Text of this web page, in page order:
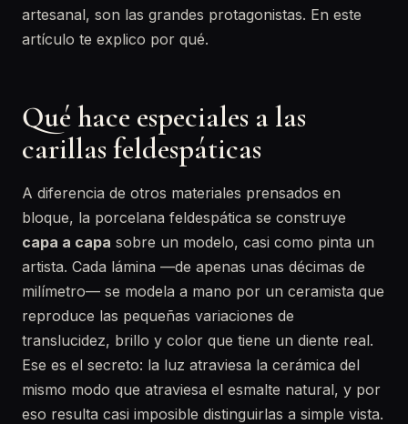
artesanal, son las grandes protagonistas. En este
artículo te explico por qué.
Qué hace especiales a las
carillas feldespáticas
A diferencia de otros materiales prensados en
bloque, la porcelana feldespática se construye
capa a capa sobre un modelo, casi como pinta un
artista. Cada lámina —de apenas unas décimas de
milímetro— se modela a mano por un ceramista que
reproduce las pequeñas variaciones de
translucidez, brillo y color que tiene un diente real.
Ese es el secreto: la luz atraviesa la cerámica del
mismo modo que atraviesa el esmalte natural, y por
eso resulta casi imposible distinguirlas a simple vista.